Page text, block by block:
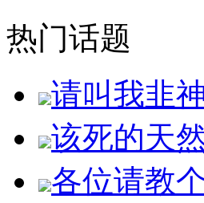
热门话题
请叫我韭
该死的天
各位请教